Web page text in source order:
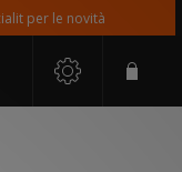
per le novità